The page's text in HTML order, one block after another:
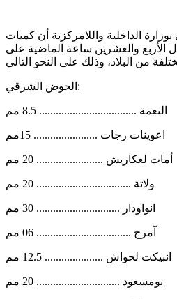
الداخلية واللامركزية أن كميات
الأربع والعشرين ساعة الماضية على
الحوض الشرقي:
النعمة ................................... 8.5 مم
اعوينات رجات ....................... 15مم
أمات لعكاريش ........................ 20 مم
ولاتة .................................. 20 مم
انواودار .............................. 30 مم
آمرج .................................. 06 مم
انبيكت لحواش ..................... 12.5 مم
بومسعود .............................. 20 مم